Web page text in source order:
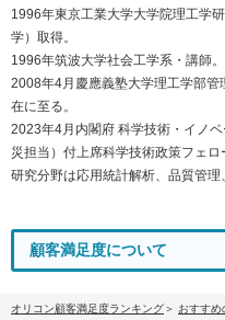
1996年東京工業大学大学院理工学
学）取得。
1996年筑波大学社会工学系・講師
2008年4月慶應義塾大学理工学部
在に至る。
2023年4月内閣府 科学技術・イノ
災担当）付上席科学技術政策フェロ
研究分野は応用統計解析、品質管理
顧客満足度について
オリコン顧客満足度ランキング
おすすめ